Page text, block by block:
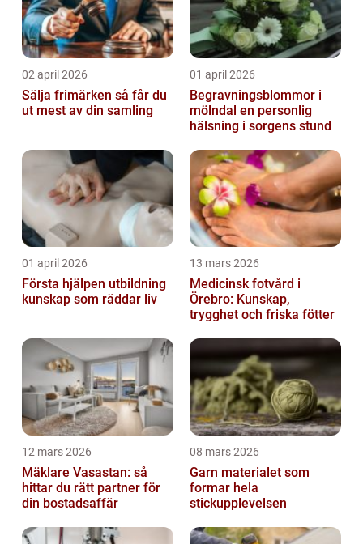
02 april 2026
Sälja frimärken så får du
ut mest av din samling
01 april 2026
Begravningsblommor i
mölndal en personlig
hälsning i sorgens stund
01 april 2026
Första hjälpen utbildning
kunskap som räddar liv
13 mars 2026
Medicinsk fotvård i
Örebro: Kunskap,
trygghet och friska fötter
12 mars 2026
Mäklare Vasastan: så
hittar du rätt partner för
din bostadsaffär
08 mars 2026
Garn materialet som
formar hela
stickupplevelsen